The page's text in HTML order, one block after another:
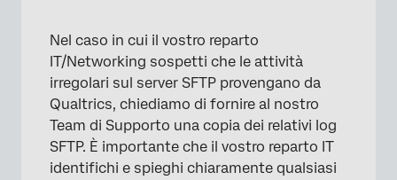
Nel caso in cui il vostro reparto
IT/Networking sospetti che le attività
irregolari sul server SFTP provengano da
Qualtrics, chiediamo di fornire al nostro
Team di Supporto una copia dei relativi log
SFTP. È importante che il vostro reparto IT
identifichi e spieghi chiaramente qualsiasi